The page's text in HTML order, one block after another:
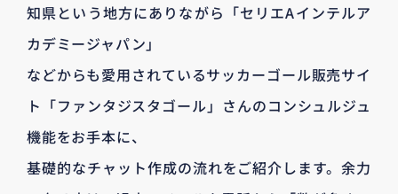
知県という地方にありながら「セリエAインテルア
カデミージャパン」
などからも愛用されているサッカーゴール販売サイ
ト「ファンタジスタゴール」さんのコンシュルジュ
機能をお手本に、
基礎的なチャット作成の流れをご紹介します。余力